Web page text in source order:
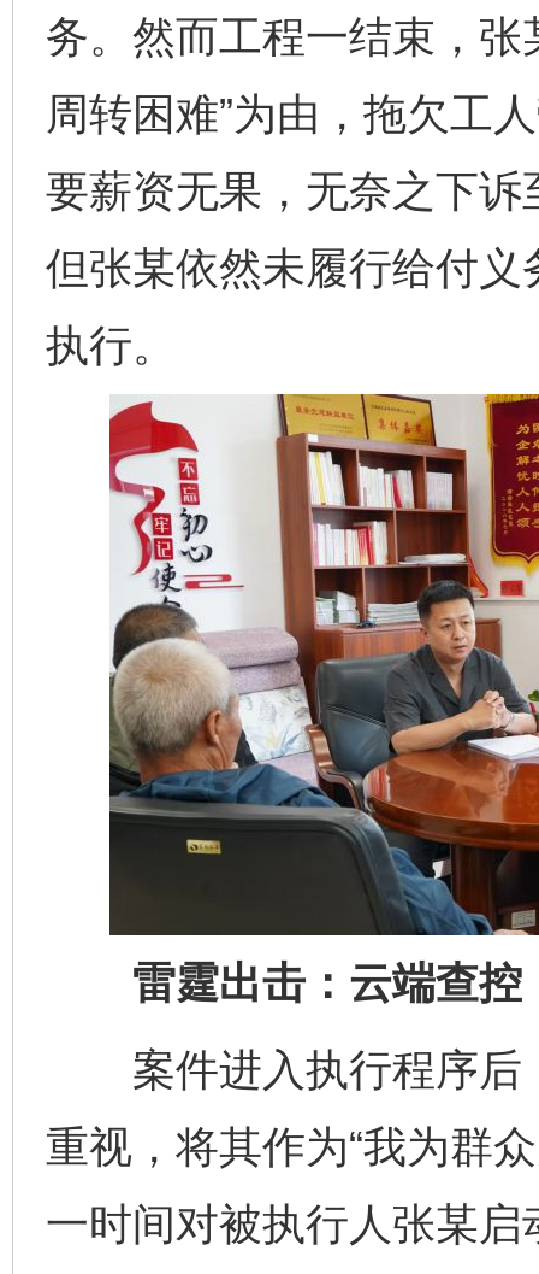
务。然而工程一结束，张
周转困难”为由，拖欠工
要薪资无果，无奈之下
但张某依然未履行给付
执行。
雷霆出击：云端查控
案件进入执行程序后
重视，将其作为“我为群
一时间对被执行人张某